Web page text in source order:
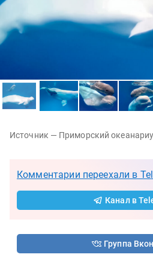
Источник — Приморский
Комментарии переехали в
Канал в
Группа